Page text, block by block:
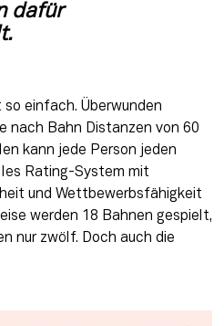
dafür
einfach. Überwunden
nach Bahn Distanzen von 60
kann jede Person jeden
Rating-System mit
und Wettbewerbsfähigkeit
werden 18 Bahnen gespielt,
nur zwölf. Doch auch die